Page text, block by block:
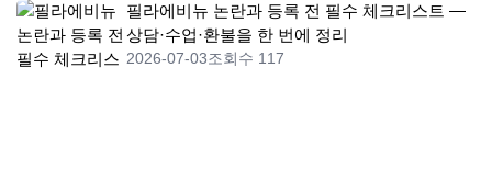
필라에비뉴 논란과 등록 전 필수 체크리스트 —
상담·수업·환불을 한 번에 정리
2026-07-03조회수 117